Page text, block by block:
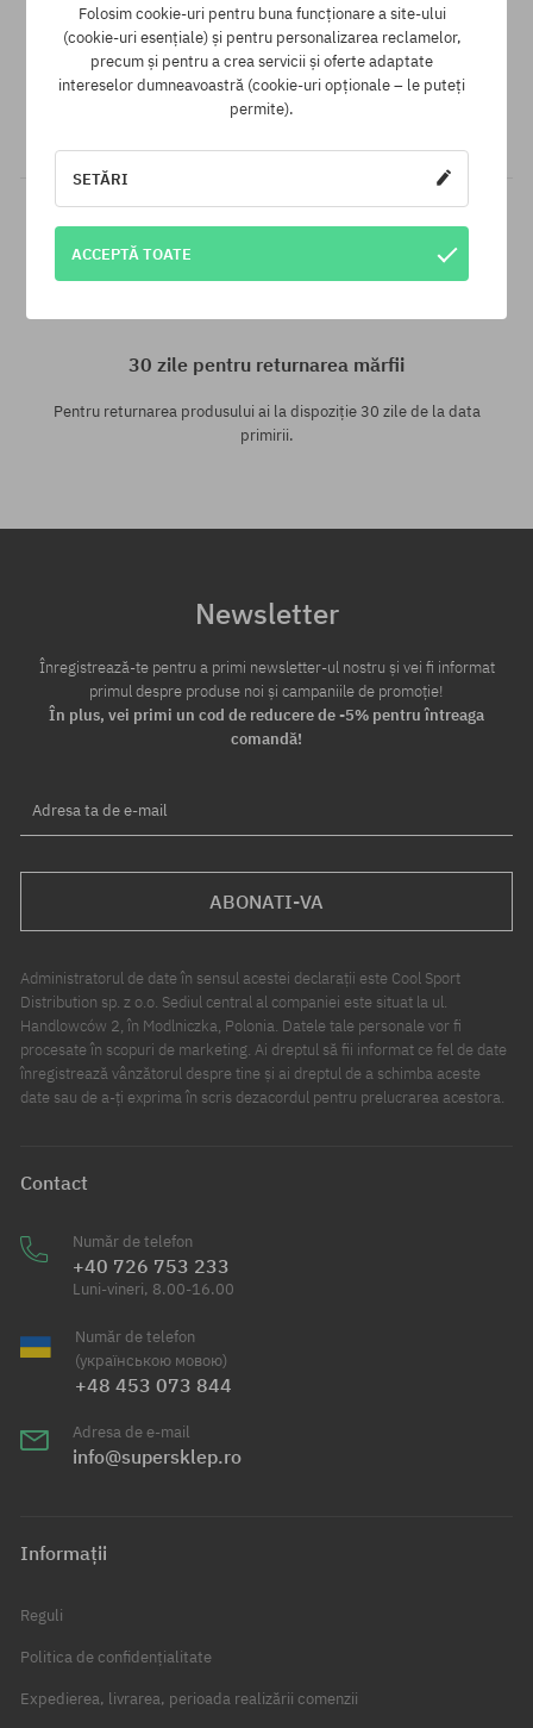
Garanția celui mai mic preț
Avem cele mai bune prețuri, dar dacă găsești același produs
într-un alt e-shop la un preț mai mic - reducem prețul, special
30 zile pentru returnarea mărfii
Pentru returnarea produsului ai la dispoziție 30 zile de la data
primirii.
Newsletter
Înregistrează-te pentru a primi newsletter-ul nostru și vei fi informat
primul despre produse noi și campaniile de promoție!
În plus, vei primi un cod de reducere de -5% pentru întreaga
comandă!
Adresa ta de e-mail
ABONATI-VA
Administratorul de date în sensul acestei declarații este Cool Sport
Distribution sp. z o.o. Sediul central al companiei este situat la ul.
Handlowców 2, în Modlniczka, Polonia. Datele tale personale vor fi
procesate în scopuri de marketing. Ai dreptul să fii informat ce fel de date
înregistrează vânzătorul despre tine și ai dreptul de a schimba aceste
date sau de a-ți exprima în scris dezacordul pentru prelucrarea acestora.
Contact
Număr de telefon
+40 726 753 233
Luni-vineri, 8.00-16.00
Număr de telefon
(українською мовою)
+48 453 073 844
Adresa de e-mail
info@supersklep.ro
Informații
Reguli
Politica de confidențialitate
Expedierea, livrarea, perioada realizării comenzii
Folosim cookie-uri pentru buna funcționare a site-ului
(cookie-uri esențiale) și pentru personalizarea reclamelor,
precum și pentru a crea servicii și oferte adaptate
intereselor dumneavoastră (cookie-uri opționale – le puteți
permite).
SETĂRI
ACCEPTĂ TOATE